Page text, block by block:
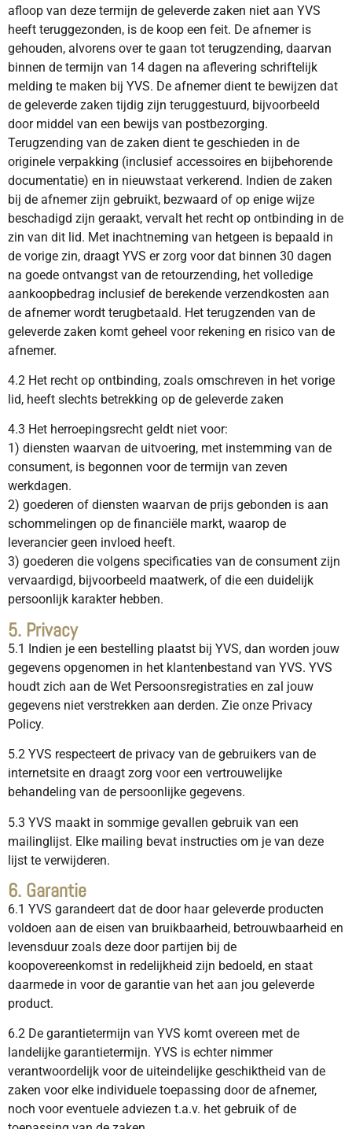
afloop van deze termijn de geleverde zaken niet aan YVS
heeft teruggezonden, is de koop een feit. De afnemer is
gehouden, alvorens over te gaan tot terugzending, daarvan
binnen de termijn van 14 dagen na aflevering schriftelijk
melding te maken bij YVS. De afnemer dient te bewijzen dat
de geleverde zaken tijdig zijn teruggestuurd, bijvoorbeeld
door middel van een bewijs van postbezorging.
Terugzending van de zaken dient te geschieden in de
originele verpakking (inclusief accessoires en bijbehorende
documentatie) en in nieuwstaat verkerend. Indien de zaken
bij de afnemer zijn gebruikt, bezwaard of op enige wijze
beschadigd zijn geraakt, vervalt het recht op ontbinding in de
zin van dit lid. Met inachtneming van hetgeen is bepaald in
de vorige zin, draagt YVS er zorg voor dat binnen 30 dagen
na goede ontvangst van de retourzending, het volledige
aankoopbedrag inclusief de berekende verzendkosten aan
de afnemer wordt terugbetaald. Het terugzenden van de
geleverde zaken komt geheel voor rekening en risico van de
afnemer.
4.2 Het recht op ontbinding, zoals omschreven in het vorige
lid, heeft slechts betrekking op de geleverde zaken
4.3 Het herroepingsrecht geldt niet voor:
1) diensten waarvan de uitvoering, met instemming van de
consument, is begonnen voor de termijn van zeven
werkdagen.
2) goederen of diensten waarvan de prijs gebonden is aan
schommelingen op de financiële markt, waarop de
leverancier geen invloed heeft.
3) goederen die volgens specificaties van de consument zijn
vervaardigd, bijvoorbeeld maatwerk, of die een duidelijk
persoonlijk karakter hebben.
5. Privacy
5.1 Indien je een bestelling plaatst bij YVS, dan worden jouw
gegevens opgenomen in het klantenbestand van YVS. YVS
houdt zich aan de Wet Persoonsregistraties en zal jouw
gegevens niet verstrekken aan derden. Zie onze Privacy
Policy.
5.2 YVS respecteert de privacy van de gebruikers van de
internetsite en draagt zorg voor een vertrouwelijke
behandeling van de persoonlijke gegevens.
5.3 YVS maakt in sommige gevallen gebruik van een
mailinglijst. Elke mailing bevat instructies om je van deze
lijst te verwijderen.
6. Garantie
6.1 YVS garandeert dat de door haar geleverde producten
voldoen aan de eisen van bruikbaarheid, betrouwbaarheid en
levensduur zoals deze door partijen bij de
koopovereenkomst in redelijkheid zijn bedoeld, en staat
daarmede in voor de garantie van het aan jou geleverde
product.
6.2 De garantietermijn van YVS komt overeen met de
landelijke garantietermijn. YVS is echter nimmer
verantwoordelijk voor de uiteindelijke geschiktheid van de
zaken voor elke individuele toepassing door de afnemer,
noch voor eventuele adviezen t.a.v. het gebruik of de